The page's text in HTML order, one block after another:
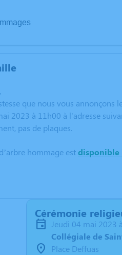
que nous vous annonçons
2023 à 11h00 à l'adresse
pas de plaques.
hommage estdisponible
Cérémonie
jeudi 04 mai 2023
Collégiale de
Place Deffuas